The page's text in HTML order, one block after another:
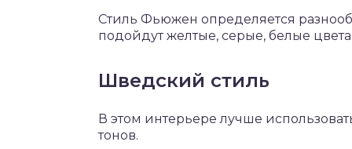
Стиль Фьюжен определяется
подойдут желтые, серые, белые
Шведский стиль
В этом интерьере лучше
тонов.